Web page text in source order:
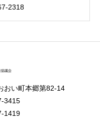
2318
い町本郷第82-14
3415
1419